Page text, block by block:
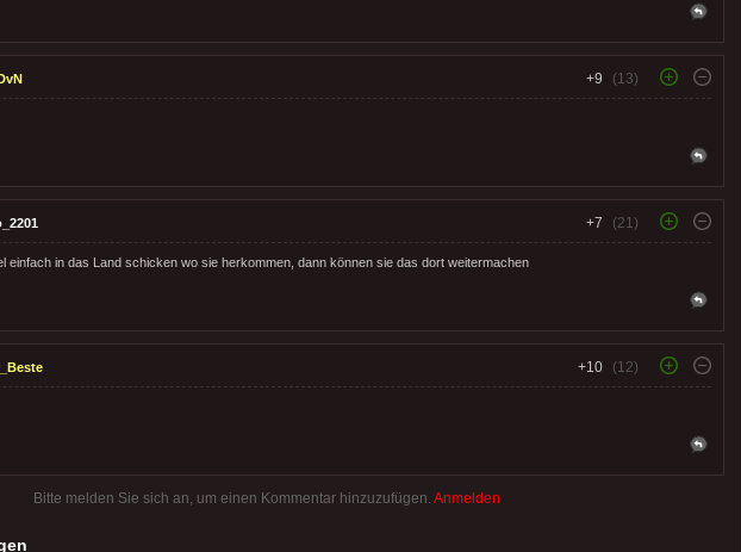
+9 (13)
+7 (21)
einfach in das Land schicken wo sie herkommen, dann können sie das dort weitermachen
+10 (12)
Bitte melden Sie sich an, um einen Kommentar hinzuzufügen. Anmelden